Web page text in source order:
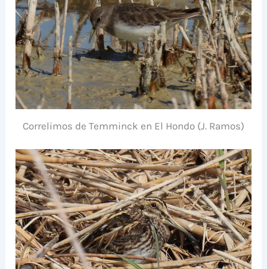
Correlimos de Temminck en El Hondo (J. Ramos)